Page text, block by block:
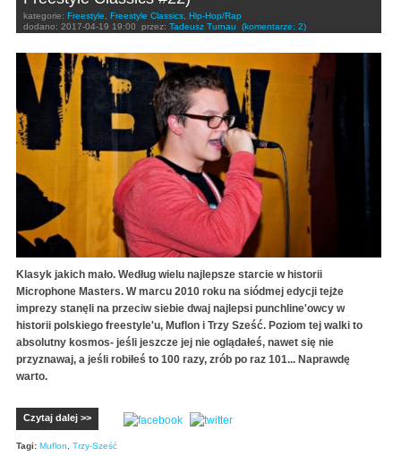
kategorie: Freestyle Freestyle Classics Hip-Hop/Rap
dodano: 2017-04-19 19:00 przez: Tadeusz Turnau (komentarze: 2)
Klasyk jakich mało. Według wielu najlepsze starcie w historii
Microphone Masters. W marcu 2010 roku na siódmej edycji tejże
imprezy stanęli na przeciw siebie dwaj najlepsi punchline'owcy w
historii polskiego freestyle'u, Muflon i Trzy Sześć. Poziom tej walki to
absolutny kosmos- jeśli jeszcze jej nie oglądałeś, nawet się nie
przyznawaj, a jeśli robiłeś to 100 razy, zrób po raz 101... Naprawdę
warto.
Czytaj dalej >>
Tagi: Muflon Trzy-Sześć